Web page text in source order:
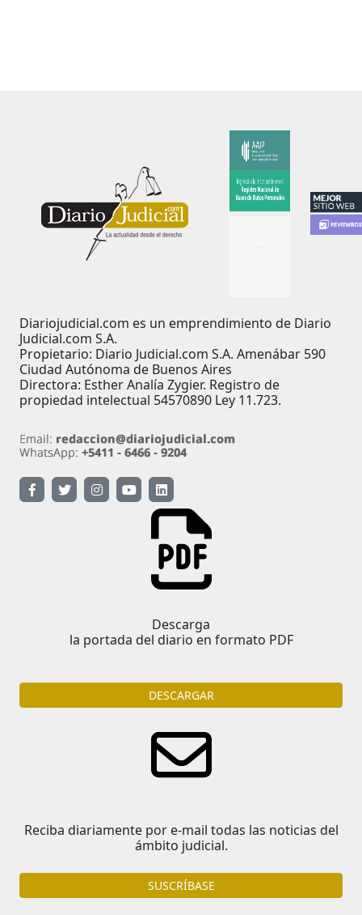
Diariojudicial.com es un emprendimiento de Diario
Judicial.com S.A.
Propietario: Diario Judicial.com S.A. Amenábar 590
Ciudad Autónoma de Buenos Aires
Directora: Esther Analía Zygier. Registro de
propiedad intelectual 54570890 Ley 11.723.
Descarga
la portada del diario en formato PDF
DESCARGAR
Reciba diariamente por e-mail todas las noticias del
ámbito judicial.
SUSCRÍBASE